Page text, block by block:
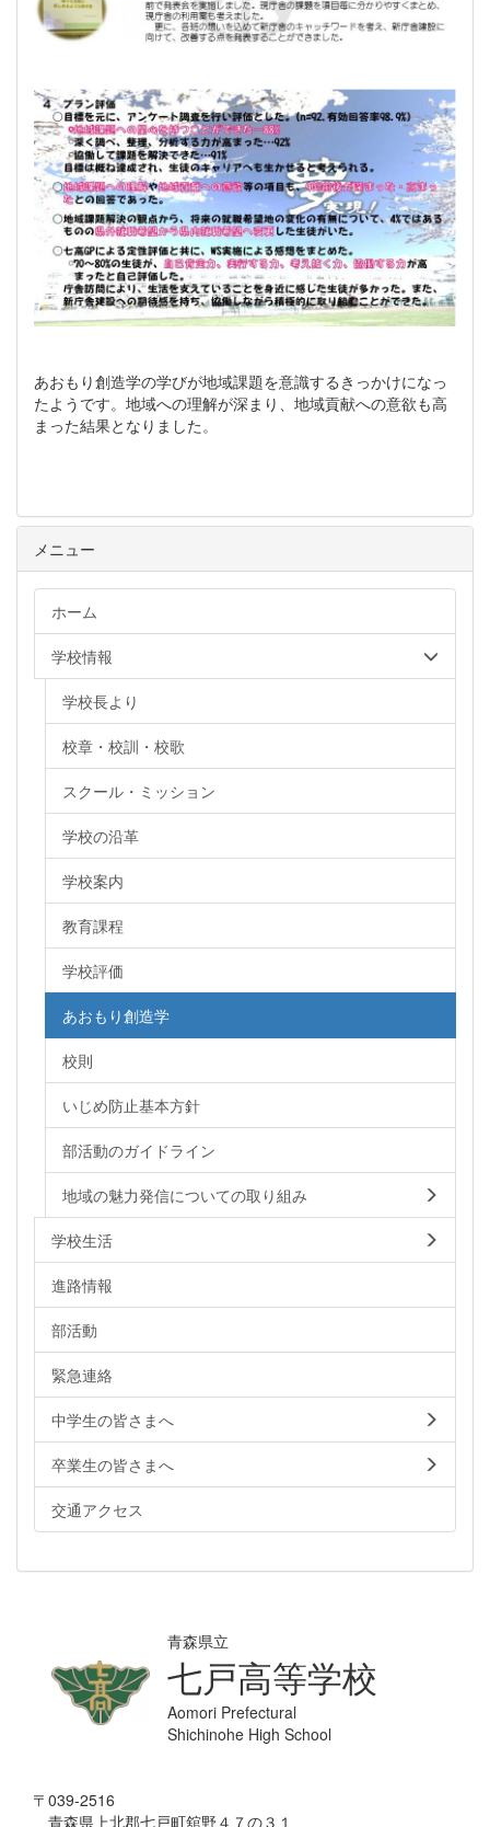
あおもり創造学の学びが地域課題を意識するきっかけになっ
たようです。地域への理解が深まり、地域貢献への意欲も高
まった結果となりました。
メニュー
ホーム
学校情報
学校長より
校章・校訓・校歌
スクール・ミッション
学校の沿革
学校案内
教育課程
学校評価
あおもり創造学
校則
いじめ防止基本方針
部活動のガイドライン
地域の魅力発信についての取り組み
学校生活
進路情報
部活動
緊急連絡
中学生の皆さまへ
卒業生の皆さまへ
交通アクセス
青森県立
七戸高等学校
Aomori Prefectural
Shichinohe High School
〒039-2516
青森県上北郡七戸町舘野４７の３１